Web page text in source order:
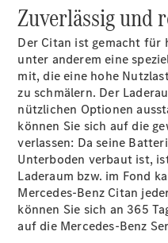
Sprinter
Sprinter
Kastenwagen
Sprinter
Tourer
Sprinter
Fahrgestell
Sprinter
Fahrgestell
Doppelkabine
Sprinter
Pritschenwagen
Zuverlässig und
Der Citan ist gemacht für
unter anderem eine
mit, die eine hohe
zu schmälern. Der
nützlichen Optionen
können Sie sich auf die
verlassen: Da seine
Unterboden verbaut ist,
Laderaum bzw. im Fond
Mercedes-Benz Citan
können Sie sich an 365
auf die Mercedes-Benz